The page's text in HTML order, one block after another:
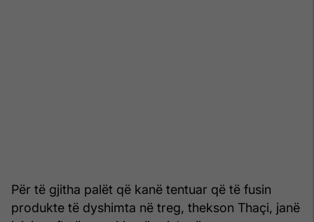
Për të gjitha palët që kanë tentuar që të fusin
produkte të dyshimta në treg, thekson Thaçi, janë